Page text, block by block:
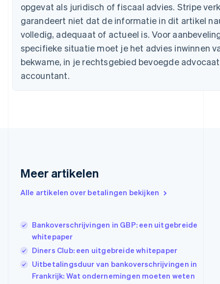
opgevat als juridisch of fiscaal advies. Stripe
garandeert niet dat de informatie in dit artikel
volledig, adequaat of actueel is. Voor
specifieke situatie moet je het advies inwinnen
bekwame, in je rechtsgebied bevoegde
accountant.
Meer artikelen
Alle artikelen over betalingen bekijken
Bankoverschrijvingen in GBP: een uitgebreide
whitepaper
Diners Club: een uitgebreide whitepaper
Uitbetalingsduur van bankoverschrijvingen in
Frankrijk: Wat ondernemingen moeten weten
Cyprus
English
Denemarken
English
Duitsland
DeutschEnglish
English
Finland
Hongarije
Hongkong SAR, China
English
India
English
Italië
Italiano English
Japan
日本語English